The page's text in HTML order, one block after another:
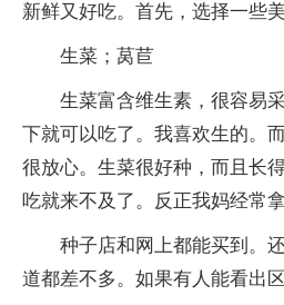
新鲜又好吃。首先，选择一些
生菜；莴苣
生菜富含维生素，很容易
下就可以吃了。我喜欢生的。
很放心。生菜很好种，而且长
吃就来不及了。反正我妈经常
种子店和网上都能买到。
道都差不多。如果有人能看出